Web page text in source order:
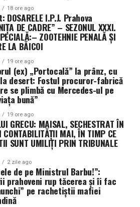
18 ore ago
I.P.J. Prahova
DE CADRE” – SEZONUL XXXI.
ZOOTEHNIE PENALĂ ȘI
LA BĂICOI
19 ore ago
(ex) „Portocală” la prânz, cu
desert: Fostul procuror-fabrică
se plimbă cu Mercedes-ul pe
bună”
19 ore ago
GRECU: MAISAL, SECHESTRAT ÎN
CONTABILITĂȚII MAI, ÎN TIMP CE
SUNT UMILIȚI PRIN TRIBUNALE
2 zile ago
de pe Ministrul Barbu!”:
prahoveni rup tăcerea și îi fac
pe rachetiștii mafiei